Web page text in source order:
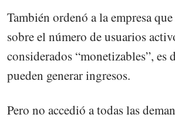
También ordenó a la empresa
sobre el número de usuarios
considerados “monetizables”, es
pueden generar ingresos.
Pero no accedió a todas las